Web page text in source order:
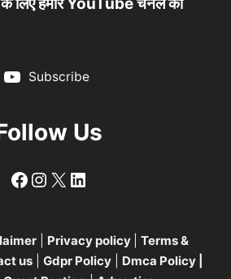
Subscribe
Us
Follow
Follow
X LinkedIn
| Privacy policy
Terms &
us Gdpr Policy Dmca Policy